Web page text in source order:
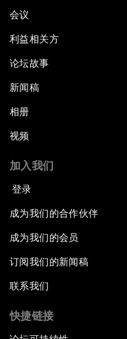
会议
利益相关方
论坛故事
新闻稿
相册
视频
加入我们
登录
成为我们的合作伙伴
成为我们的会员
订阅我们的新闻稿
联系我们
快捷链接